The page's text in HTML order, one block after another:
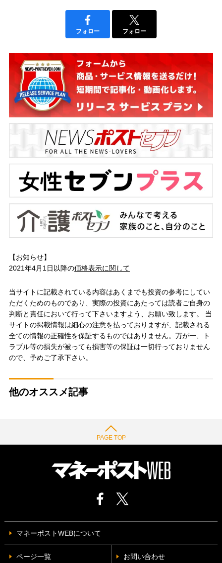
フォロー フォロー
【お知らせ】
2021年4月1日以降の価格表示に関して
当サイトに記載されている内容はあくまでも投資の参考にしてい
ただくためのものであり、実際の投資にあたっては読者ご自身の
判断と責任において行って下さいますよう、お願い致します。 当
サイトの掲載情報は細心の注意を払っておりますが、記載される
全ての情報の正確性を保証するものではありません。万が一、ト
ラブル等の損失が被っても損害等の保証は一切行っておりません
ので、予めご了承下さい。
他のオススメ記事
PAGE TOP
マネーポストWEBについて
ページ一覧 お問い合わせ